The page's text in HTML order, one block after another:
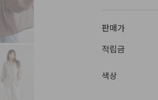
판매가
적립금
색상